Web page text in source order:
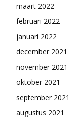
maart 2022
februari 2022
januari 2022
december 2021
november 2021
oktober 2021
september 2021
augustus 2021